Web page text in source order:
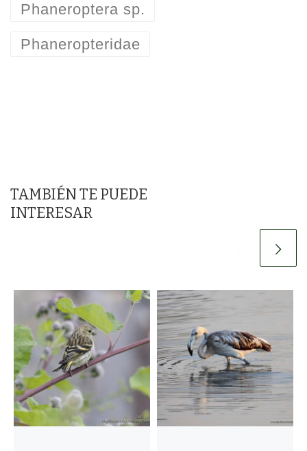
Phaneroptera sp.
Phaneropteridae
TAMBIÉN TE PUEDE
INTERESAR